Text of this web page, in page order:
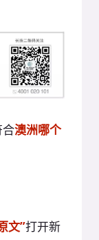
澳洲哪个
文”打开新